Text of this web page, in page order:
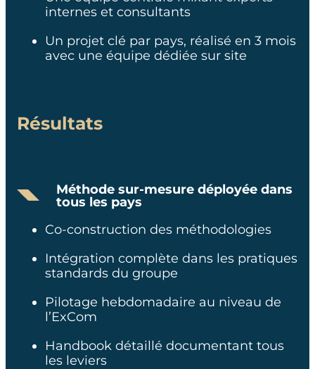
internes et consultants
Un projet clé par pays, réalisé en 3 mois
avec une équipe dédiée sur site
Résultats
Méthode sur-mesure déployée dans
tous les pays
Co-construction des méthodologies
Intégration complète dans les pratiques
standards du groupe
Pilotage hebdomadaire au niveau de
l’ExCom
Handbook détaillé documentant tous
les leviers